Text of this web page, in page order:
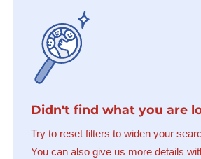
Didn't find what you are
Try to reset filters to widen your
You can also give us more details